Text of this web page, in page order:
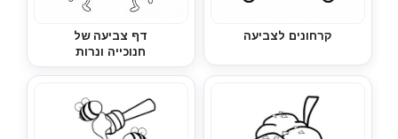
קרחונים לצביעה
דף צביעה של
חנוכייה ונרות